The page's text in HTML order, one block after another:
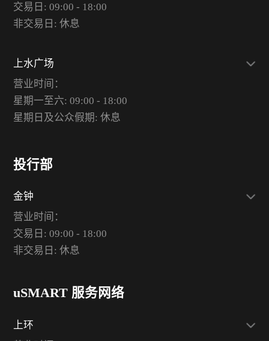
交易日: 09:00 - 18:00
非交易日: 休息
上水广场
营业时间：
星期一至六: 09:00 - 18:00
星期日及公众假期: 休息
投行部
金钟
营业时间：
交易日: 09:00 - 18:00
非交易日: 休息
uSMART 服务网络
上环